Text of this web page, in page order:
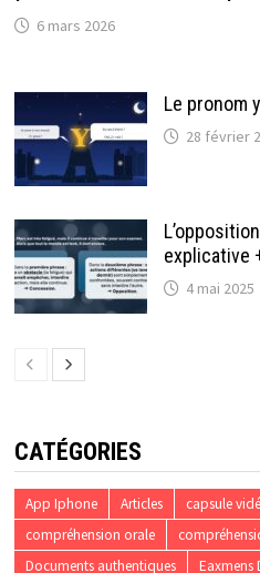
6 mars 2026
Le pronom
28 février
explicative
4 mai 2025
CATÉGORIES
App Iphone Articles capsule
compréhension orale
Documents authentiques
Eaxmens